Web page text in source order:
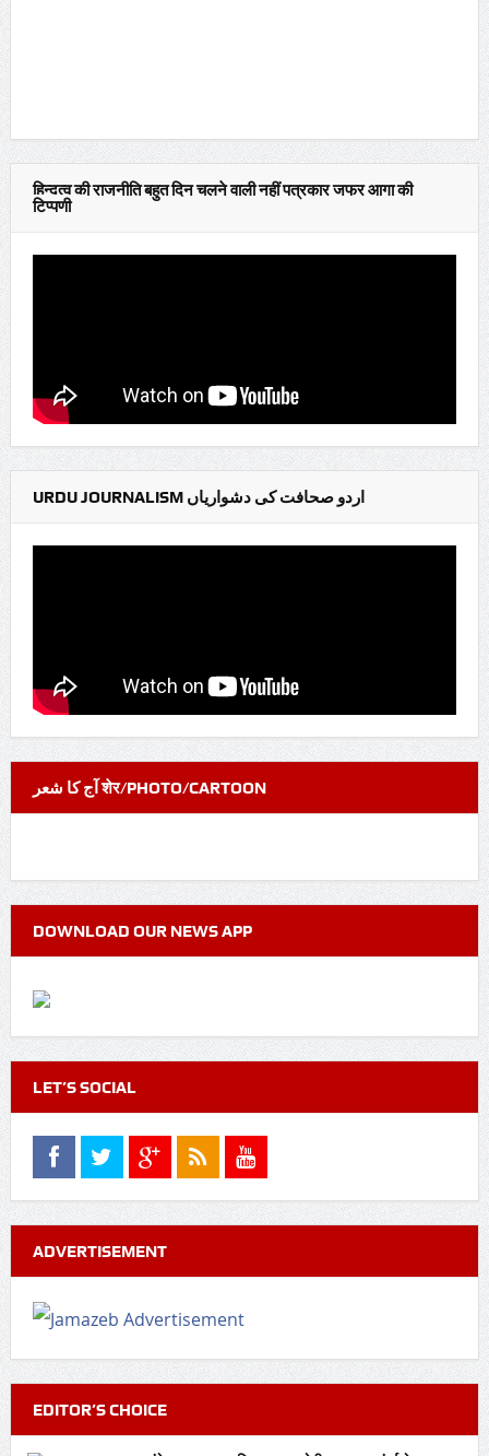
हिन्दुत्व की राजनीति बहुत दिन चलने वाली नहीं पत्रकार जफर आगा की
टिप्पणी
URDU JOURNALISM اردو صحافت کی دشواریاں
آج کا شعر शेर/PHOTO/CARTOON
DOWNLOAD OUR NEWS APP
LET’S SOCIAL
ADVERTISEMENT
EDITOR’S CHOICE